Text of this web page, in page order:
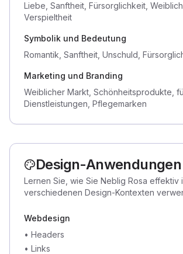
Liebe, Sanftheit, Fürsorglichkeit,
Verspieltheit
Symbolik und Bedeutung
Romantik, Sanftheit, Unschuld,
Marketing und Branding
Weiblicher Markt, Schönheitsprodukte,
Dienstleistungen, Pflegemarken
Design-Anwendungen
Lernen Sie, wie Sie Neblig Rosa effektiv
verschiedenen Design-Kontexten
Webdesign
• Headers
• Links